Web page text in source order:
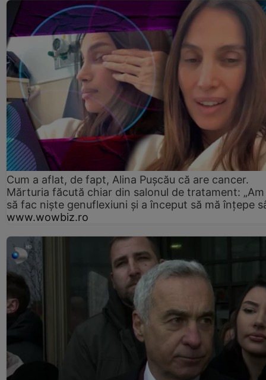
Cum a aflat, de fapt, Alina Pușcău că are cancer.
Mărturia făcută chiar din salonul de tratament:
să fac niște genuflexiuni și a început să mă înțepe
www.wowbiz.ro